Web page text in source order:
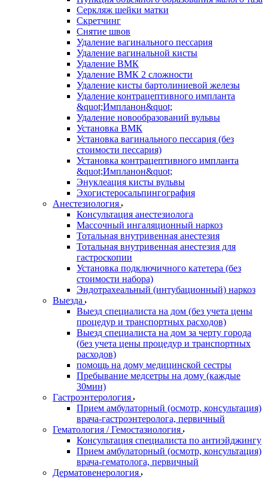
Серкляж шейки матки
Скретчинг
Снятие швов
Удаление вагинального пессария
Удаление вагинальной кисты
Удаление ВМК
Удаление ВМК 2 сложности
Удаление кисты бартолиниевой железы
Удаление контрацептивного импланта
&quot;Импланон&quot;
Удаление новообразований вульвы
Установка ВМК
Установка вагинального пессария (без
стоимости пессария)
Установка контрацептивного импланта
&quot;Импланон&quot;
Энуклеация кисты вульвы
Эхогистеросальпингография
Анестезиология
Консультация анестезиолога
Массочный ингаляционный наркоз
Тотальная внутривенная анестезия
Тотальная внутривенная анестезия для
гастроскопии
Установка подключичного катетера (без
стоимости набора)
Эндотрахеальный (интубационный) наркоз
Выезда
Выезд специалиста на дом (без учета цены
процедур и транспортных расходов)
Выезд специалиста на дом за черту города
(без учета цены процедур и транспортных
расходов)
помощь на дому медицинской сестры
Пребывание медсетры на дому (каждые
30мин)
Гастроэнтерология
Прием амбулаторный (осмотр, консультация)
врача-гастроэнтеролога, первичный
Гематология / Гемостазиология
Консультация специалиста по антиэйджингу
Прием амбулаторный (осмотр, консультация)
врача-гематолога, первичный
Дерматовенерология